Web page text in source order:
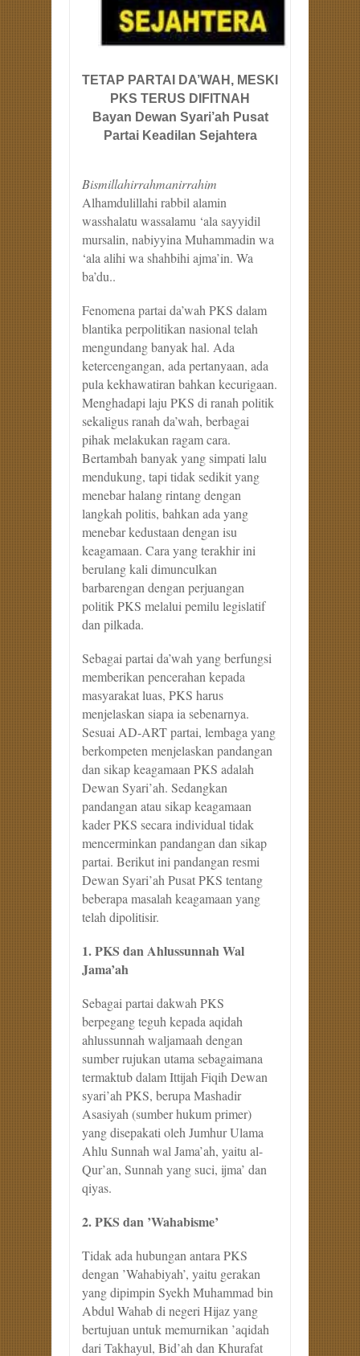
TETAP PARTAI DA’WAH, MESKI
PKS TERUS DIFITNAH
Bayan Dewan Syari’ah Pusat
Partai Keadilan Sejahtera
Bismillahirrahmanirrahim
Alhamdulillahi rabbil alamin
wasshalatu wassalamu ‘ala sayyidil
mursalin, nabiyyina Muhammadin wa
‘ala alihi wa shahbihi ajma’in. Wa
ba’du..
Fenomena partai da’wah PKS dalam
blantika perpolitikan nasional telah
mengundang banyak hal. Ada
ketercengangan, ada pertanyaan, ada
pula kekhawatiran bahkan kecurigaan.
Menghadapi laju PKS di ranah politik
sekaligus ranah da’wah, berbagai
pihak melakukan ragam cara.
Bertambah banyak yang simpati lalu
mendukung, tapi tidak sedikit yang
menebar halang rintang dengan
langkah politis, bahkan ada yang
menebar kedustaan dengan isu
keagamaan. Cara yang terakhir ini
berulang kali dimunculkan
barbarengan dengan perjuangan
politik PKS melalui pemilu legislatif
dan pilkada.
Sebagai partai da’wah yang berfungsi
memberikan pencerahan kepada
masyarakat luas, PKS harus
menjelaskan siapa ia sebenarnya.
Sesuai AD-ART partai, lembaga yang
berkompeten menjelaskan pandangan
dan sikap keagamaan PKS adalah
Dewan Syari’ah. Sedangkan
pandangan atau sikap keagamaan
kader PKS secara individual tidak
mencerminkan pandangan dan sikap
partai. Berikut ini pandangan resmi
Dewan Syari’ah Pusat PKS tentang
beberapa masalah keagamaan yang
telah dipolitisir.
1. PKS dan Ahlussunnah Wal
Jama’ah
Sebagai partai dakwah PKS
berpegang teguh kepada aqidah
ahlussunnah waljamaah dengan
sumber rujukan utama sebagaimana
termaktub dalam Ittijah Fiqih Dewan
syari’ah PKS, berupa Mashadir
Asasiyah (sumber hukum primer)
yang disepakati oleh Jumhur Ulama
Ahlu Sunnah wal Jama’ah, yaitu al-
Qur’an, Sunnah yang suci, ijma’ dan
qiyas.
2. PKS dan ’Wahabisme’
Tidak ada hubungan antara PKS
dengan ’Wahabiyah’, yaitu gerakan
yang dipimpin Syekh Muhammad bin
Abdul Wahab di negeri Hijaz yang
bertujuan untuk memurnikan ’aqidah
dari Takhayul, Bid’ah dan Khurafat